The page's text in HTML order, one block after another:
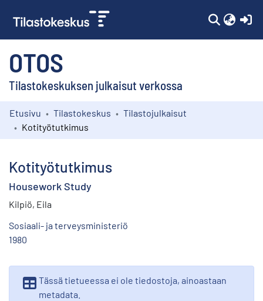
OTOS
Tilastokeskuksen julkaisut verkossa
Kokoelmat
Etusivu Tilastokeskus
Tilastojulkaisut
Kotityötutkimus
Kotityötutkimus
Housework Study
Kilpiö, Eila
Sosiaali- ja terveysministeriö
1980
Tässä tietueessa ei ole tiedostoja, ainoastaan
metadata.